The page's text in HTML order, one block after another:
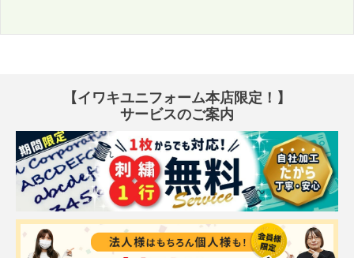
【イワキユニフォーム本店限定！】
サービスのご案内